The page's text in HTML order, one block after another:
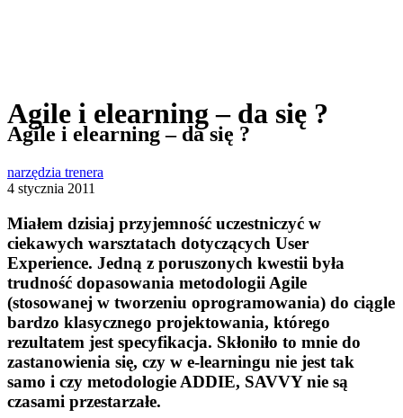
Agile i elearning – da się ?
Agile i elearning – da się ?
narzędzia trenera
4 stycznia 2011
Miałem dzisiaj przyjemność uczestniczyć w
ciekawych warsztatach dotyczących User
Experience. Jedną z poruszonych kwestii była
trudność dopasowania metodologii Agile
(stosowanej w tworzeniu oprogramowania) do ciągle
bardzo klasycznego projektowania, którego
rezultatem jest specyfikacja. Skłoniło to mnie do
zastanowienia się, czy w e-learningu nie jest tak
samo i czy metodologie ADDIE, SAVVY nie są
czasami przestarzałe.